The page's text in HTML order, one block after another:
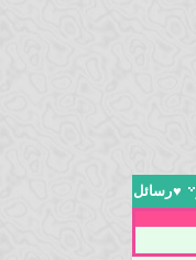
♥رسائل